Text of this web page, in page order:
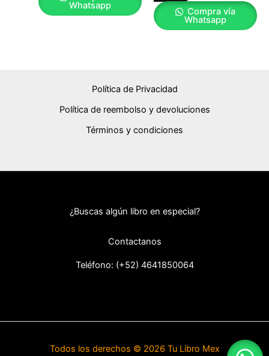
Whatsapp
Compra vía
Whatsapp
Política de Privacidad
Política de reembolso y devoluciones
Términos y condiciones
¿Buscas algún libro en especial?
Contactanos
Teléfono: (+52) 4641850064
Todos los derechos © 2026 Tu Libro Mex